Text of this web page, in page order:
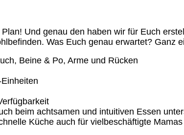
Und genau den haben wir für Euch
Was Euch genau erwartet? Ganz
Beine & Po, Arme und Rücken
beim achtsamen und intuitiven Essen
Küche auch für vielbeschäftigte Mamas